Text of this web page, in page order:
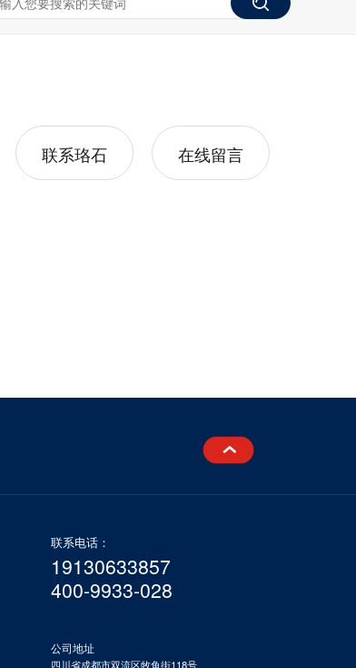
联系珞石 在线留言
联系电话：
19130633857
400-9933-028
公司地址
四川省成都市双流区牧鱼街118号